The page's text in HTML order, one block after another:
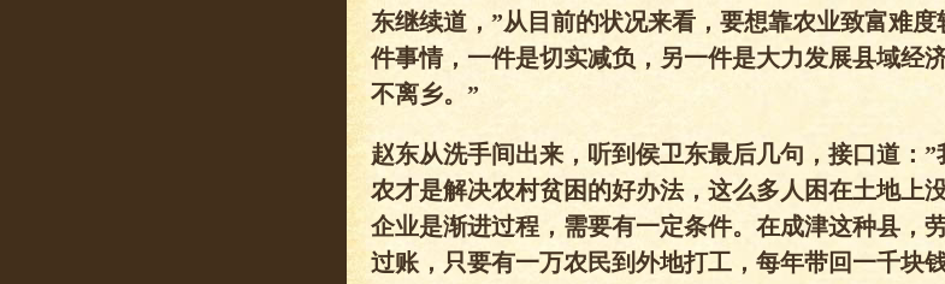
东继续道，”从目前的状况来看，要想靠农业致富难
件事情，一件是切实减负，另一件是大力发展县域经
不离乡。”
赵东从洗手间出来，听到侯卫东最后几句，接口道：
农才是解决农村贫困的好办法，这么多人困在土地上
企业是渐进过程，需要有一定条件。在成津这种县，
过账，只要有一万农民到外地打工，每年带回一千块